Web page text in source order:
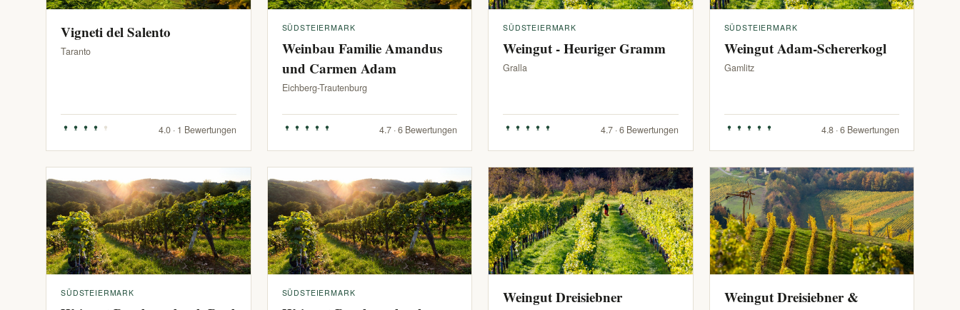
Vigneti del Salento
Taranto
4.0 · 1 Bewertungen
SÜDSTEIERMARK
Weinbau Familie Amandus
und Carmen Adam
Eichberg-Trautenburg
4.7 · 6 Bewertungen
SÜDSTEIERMARK
Weingut - Heuriger Gramm
Gralla
4.7 · 6 Bewertungen
SÜDSTEIERMARK
Weingut Adam-Schererkogl
Gamlitz
4.8 · 6 Bewertungen
SÜDSTEIERMARK SÜDSTEIERMARK Weingut Dreisiebner
Weingut Dreisiebner &